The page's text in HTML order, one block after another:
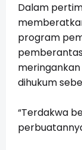
Dalam
program
dihukum
“Terdakwa